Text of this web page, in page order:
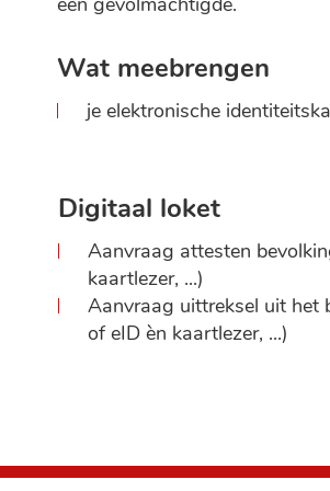
Wat meebrengen
je elektronische
Digitaal loket
Aanvraag attesten
kaartlezer, ...)
Aanvraag uittreksel uit het
of eID èn kaartlezer, ...)